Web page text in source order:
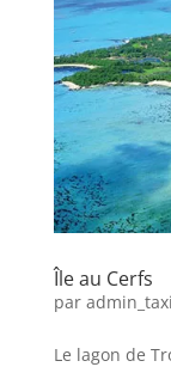
Île au Cerfs
par admin_taxi
Le lagon de